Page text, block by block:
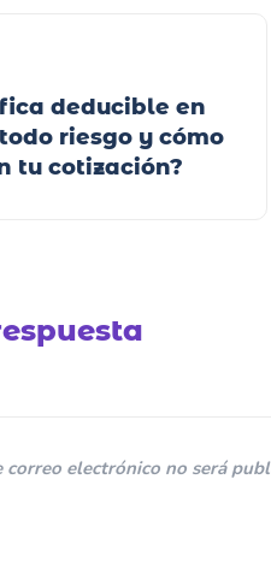
deducible en
riesgo y cómo
tu cotización?
correo electrónico no será